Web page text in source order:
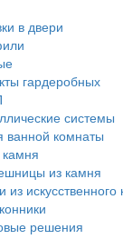
в двери
гардеробных
системы
ванной комнаты
из камня
из искусственного
решения